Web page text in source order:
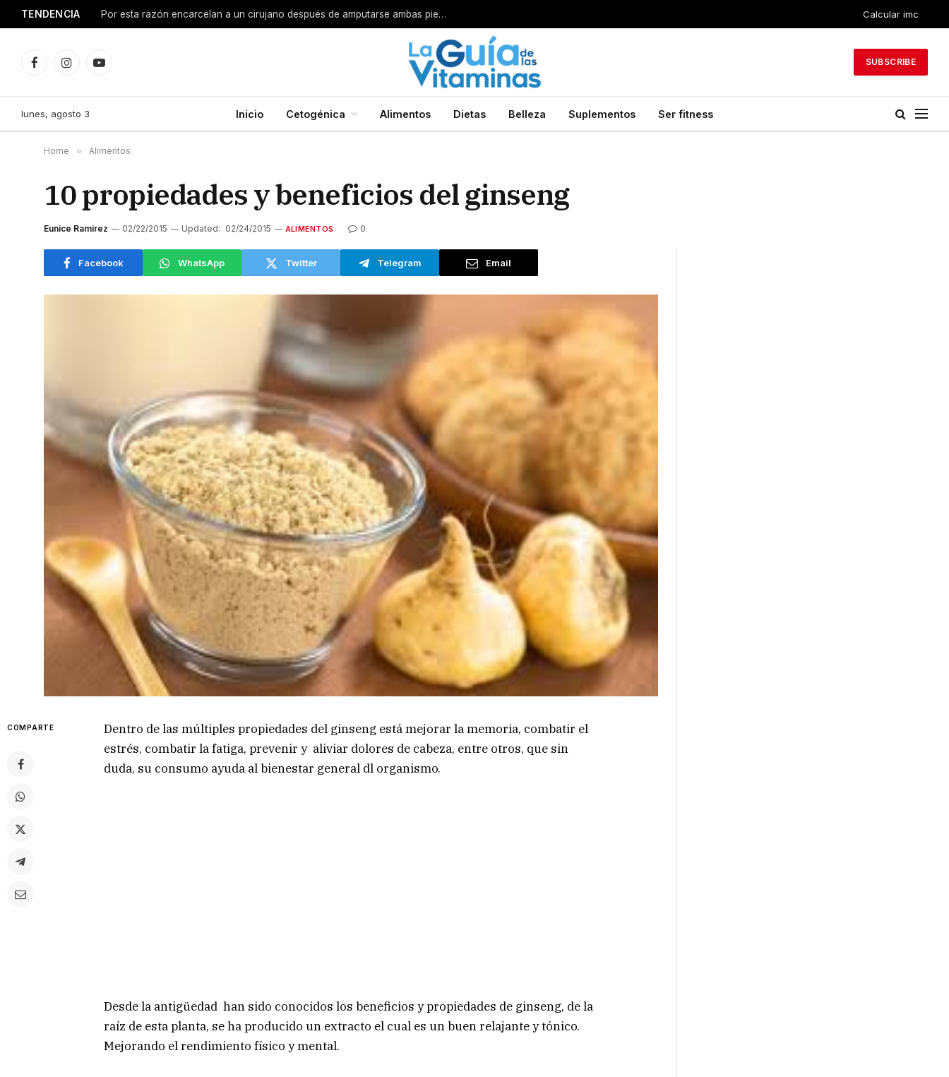
TENDENCIA Por esta razón encarcelan a un cirujano después de amputarse ambas piernas Calcular imc
FacebookInstagramYouTube
SUBSCRIBE
lunes, agosto 3 Inicio Cetogénica Alimentos Dietas Belleza Suplementos Ser fitness
Home » Alimentos
10 propiedades y beneficios del ginseng
Eunice Ramirez 02/22/2015 Updated: 02/24/2015 ALIMENTOS 0
Facebook WhatsApp Twitter Telegram Email
COMPARTE
Dentro de las múltiples propiedades del ginseng está mejorar la memoria, combatir el
estrés, combatir la fatiga, prevenir y aliviar dolores de cabeza, entre otros, que sin
duda, su consumo ayuda al bienestar general dl organismo.
Desde la antigüedad han sido conocidos los beneficios y propiedades de ginseng, de la
raíz de esta planta, se ha producido un extracto el cual es un buen relajante y tónico.
Mejorando el rendimiento físico y mental.